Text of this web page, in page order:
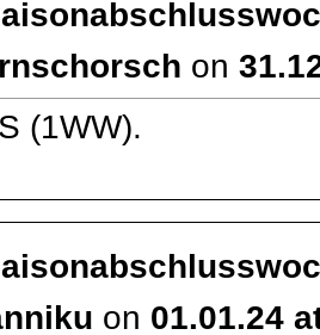
on
(1WW).
on 01.01.24